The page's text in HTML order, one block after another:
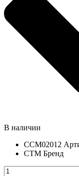
В наличии
CCM02012
СТМ Бренд